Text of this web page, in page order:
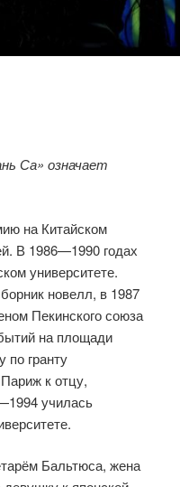
Са» означает
на Китайском
В 1986—1990 годах
университете.
новелл, в 1987
Пекинского союза
на площади
по гранту
к отцу,
училась
Бальтюса, жена